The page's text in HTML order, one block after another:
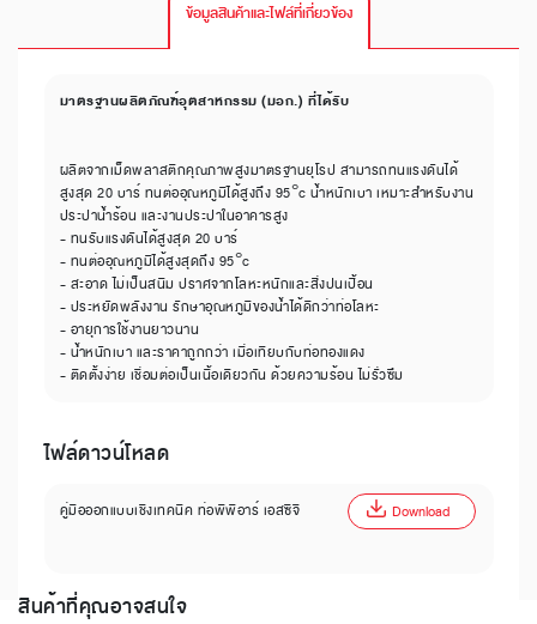
ข้อมูลสินค้าและไฟล์ที่เกี่ยวข้อง
มาตรฐานผลิตภัณฑ์อุตสาหกรรม (มอก.) ที่ได้รับ
ผลิตจากเม็ดพลาสติกคุณภาพสูงมาตรฐานยุโรป สามารถทนแรงดันได้
สูงสุด 20 บาร์ ทนต่ออุณหภูมิได้สูงถึง 95°c น้ำหนักเบา เหมาะสำหรับงาน
ประปาน้ำร้อน และงานประปาในอาคารสูง
- ทนรับแรงดันได้สูงสุด 20 บาร์
- ทนต่ออุณหภูมิได้สูงสุดถึง 95°c
- สะอาด ไม่เป็นสนิม ปราศจากโลหะหนักและสิ่งปนเปื้อน
- ประหยัดพลังงาน รักษาอุณหภูมิของน้ำได้ดีกว่าท่อโลหะ
- อายุการใช้งานยาวนาน
- น้ำหนักเบา และราคาถูกกว่า เมื่อเทียบกับท่อทองแดง
- ติดตั้งง่าย เชื่อมต่อเป็นเนื้อเดียวกัน ด้วยความร้อน ไม่รั่วซึม
ไฟล์ดาวน์โหลด
คู่มือออกแบบเชิงเทคนิค ท่อพีพีอาร์ เอสซีจี Download
สินค้าที่คุณอาจสนใจ